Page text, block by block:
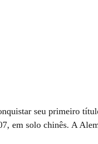
seu primeiro
em solo chinês. A